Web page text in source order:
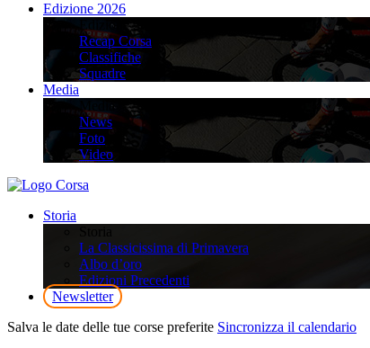
Edizione 2026
Edizione 2026
Recap Corsa
Classifiche
Squadre
Media
Media
News
Foto
Video
Storia
La Classicissima di Primavera
Albo d’oro
Edizioni Precedenti
Newsletter
Salva le date delle tue corse preferite Sincronizza il calendario